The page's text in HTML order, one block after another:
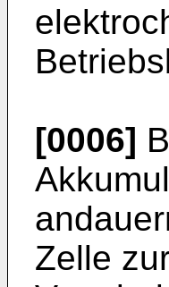
[0006]
Zelle